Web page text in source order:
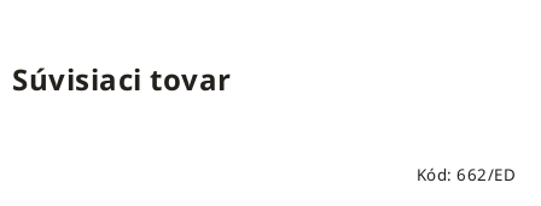
Súvisiaci tovar
Kód: 662/ED